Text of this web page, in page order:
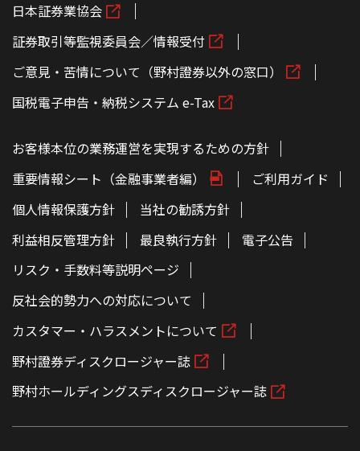
日本証券業協会
証券取引等監視委員会／情報受付
ご意見・苦情について（野村證券以外の窓口）
国税電子申告・納税システム e-Tax
お客様本位の業務運営を実現するための方針
重要情報シート（金融事業者編）
ご利用ガイド
個人情報保護方針
当社の勧誘方針
利益相反管理方針
最良執行方針
電子公告
リスク・手数料等説明ページ
反社会的勢力への対応について
カスタマー・ハラスメントについて
野村證券ディスクロージャー誌
野村ホールディングスディスクロージャー誌